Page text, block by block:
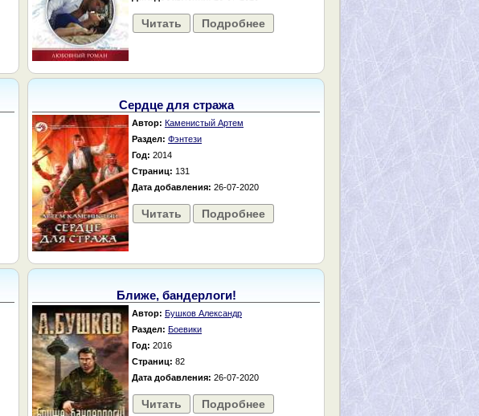
Читать Подробнее
Сердце для стража
Автор: Каменистый Артем
Раздел: Фэнтези
Год: 2014
Страниц: 131
Дата добавления: 26-07-2020
Читать Подробнее
Ближе, бандерлоги!
Автор: Бушков Александр
Раздел: Боевики
Год: 2016
Страниц: 82
Дата добавления: 26-07-2020
Читать Подробнее